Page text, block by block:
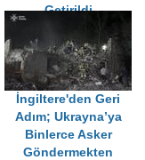
Getirildi
İngiltere'den Geri
Adım; Ukrayna’ya
Binlerce Asker
Göndermekten